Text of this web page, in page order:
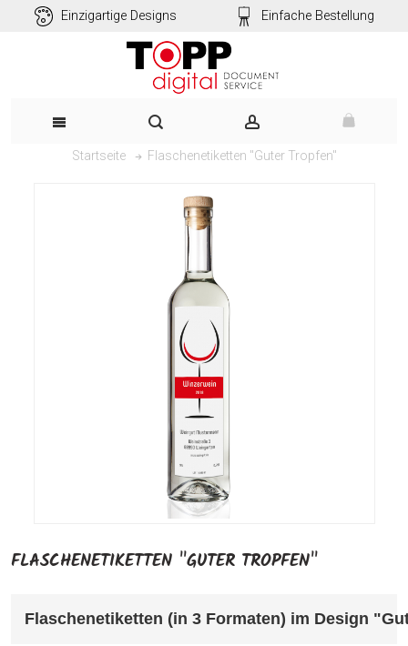
Einzigartige Designs Einfache Bestellung
Startseite Flaschenetiketten "Guter Tropfen"
FLASCHENETIKETTEN "GUTER TROPFEN"
Flaschenetiketten (in 3 Formaten) im Design